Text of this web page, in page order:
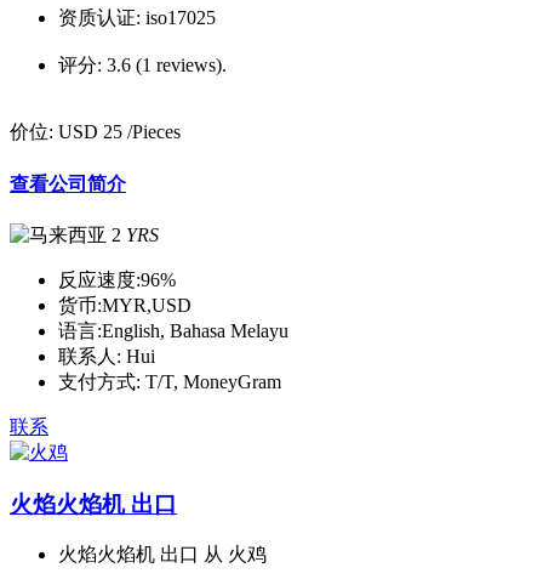
资质认证: iso17025
评分: 3.6 (1 reviews).
价位: USD 25 /Pieces
查看公司简介
2 YRS
反应速度:96%
货币:MYR,USD
语言:English, Bahasa Melayu
联系人: Hui
支付方式: T/T, MoneyGram
联系
火焰火焰机 出口
火焰火焰机 出口 从 火鸡